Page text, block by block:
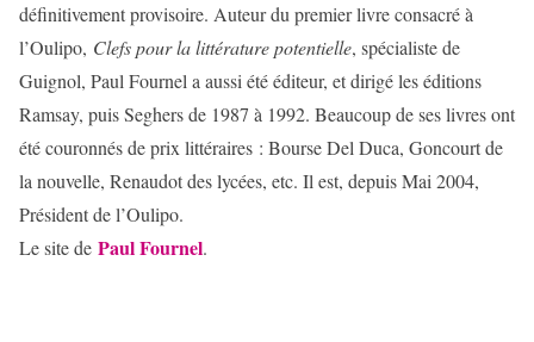
définitivement provisoire. Auteur du premier livre consacré à
l’Oulipo, Clefs pour la littérature potentielle, spécialiste de
Guignol, Paul Fournel a aussi été éditeur, et dirigé les éditions
Ramsay, puis Seghers de 1987 à 1992. Beaucoup de ses livres ont
été couronnés de prix littéraires : Bourse Del Duca, Goncourt de
la nouvelle, Renaudot des lycées, etc. Il est, depuis Mai 2004,
Président de l’Oulipo.
Le site de Paul Fournel.